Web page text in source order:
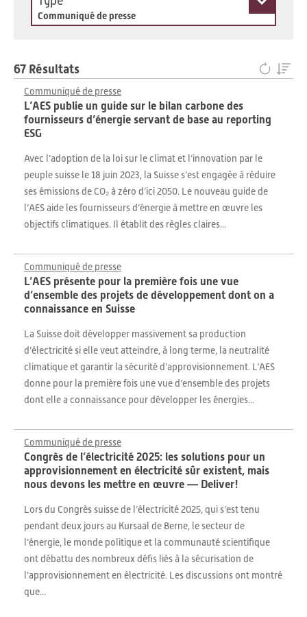
Communiqué de presse
67 Résultats
Communiqué de presse
L’AES publie un guide sur le bilan carbone des
fournisseurs d’énergie servant de base au reporting
ESG
Avec l’adoption de la loi sur le climat et l’innovation par le
peuple suisse le 18 juin 2023, la Suisse s’est engagée à réduire
ses émissions de CO₂ à zéro d’ici 2050. Le nouveau guide de
l’AES aide les fournisseurs d’énergie à mettre en œuvre les
objectifs climatiques. Il établit des règles claires...
Communiqué de presse
L’AES présente pour la première fois une vue
d’ensemble des projets de développement dont on a
connaissance en Suisse
La Suisse doit développer massivement sa production
d’électricité si elle veut atteindre, à long terme, la neutralité
climatique et garantir la sécurité d’approvisionnement. L’AES
donne pour la première fois une vue d’ensemble des projets
dont elle a connaissance pour développer les énergies...
Communiqué de presse
Congrès de l’électricité 2025: les solutions pour un
approvisionnement en électricité sûr existent, mais
nous devons les mettre en œuvre — Deliver!
Lors du Congrès suisse de l’électricité 2025, qui s’est tenu
pendant deux jours au Kursaal de Berne, le secteur de
l’énergie, le monde politique et la communauté scientifique
ont débattu des nombreux défis liés à la sécurisation de
l’approvisionnement en électricité. Les discussions ont montré
que...